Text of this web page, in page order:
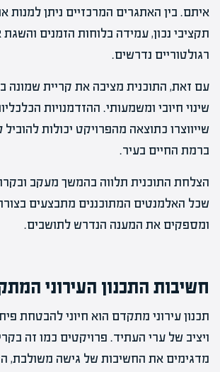
איתם. בין האתגרים המרכזיים ניתן למנות
תקציבי נכון, עמידה בלוחות הזמנים והשגת
רגולטוריים נדרשים.
עם זאת, התוכנית מציבה את קריית שמונה
שינוי חיובי ומשמעותי. ההזדמנויות
שייווצרו כתוצאה מהפרויקט יכולות
ברמת החיים בעיר.
הצלחת התוכנית תלווה בהמשך מעקב
שכל האלמנטים המתוכננים מתבצעים
ומספקים את המענה הנדרש לתושבים.
חשיבות התכנון העירוני
תכנון עירוני מתקדם הוא חיוני להבטחת
ויציב של ערי העתיד. פרויקטים כמו זה
מדגימים את החשיבות של גישה משולבת,